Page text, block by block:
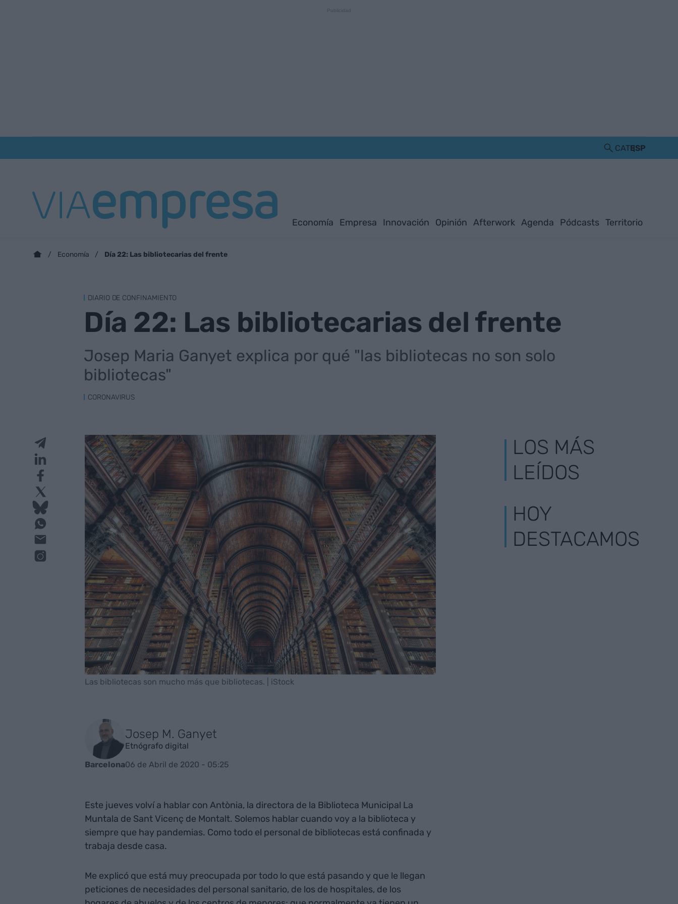
CATESP
Economía Empresa Innovación Opinión Afterwork Agenda Pódcasts Territorio
Economía Día 22: Las bibliotecarias del frente
DIARIO DE CONFINAMIENTO
Día 22: Las bibliotecarias del frente
Josep Maria Ganyet explica por qué "las bibliotecas no son solo
bibliotecas"
CORONAVIRUS
Las bibliotecas son mucho más que bibliotecas. | iStock
Josep M. Ganyet
Etnógrafo digital
Barcelona06 de Abril de 2020 - 05:25
Este jueves volví a hablar con Antònia, la directora de la Biblioteca Municipal La
Muntala de Sant Vicenç de Montalt. Solemos hablar cuando voy a la biblioteca y
siempre que hay pandemias. Como todo el personal de bibliotecas está confinada y
trabaja desde casa.
Me explicó que está muy preocupada por todo lo que está pasando y que le llegan
peticiones de necesidades del personal sanitario, de los de hospitales, de los
LOS MÁS
LEÍDOS
HOY
DESTACAMOS